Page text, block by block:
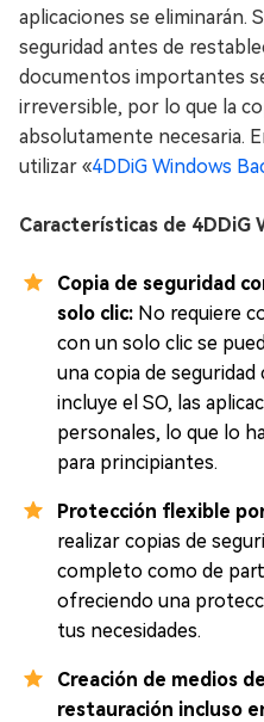
aplicaciones se eliminarán.
seguridad antes de
documentos importantes
irreversible, por lo que la
absolutamente necesaria.
utilizar «4DDiG Windows
Características de 4DDiG
Copia de seguridad
solo clic: No requiere
con un solo clic se
una copia de
incluye el SO, las
personales, lo que lo
para principiantes.
Protección flexible
realizar copias de
completo como de
ofreciendo una
tus necesidades.
Creación de medios
restauración incluso